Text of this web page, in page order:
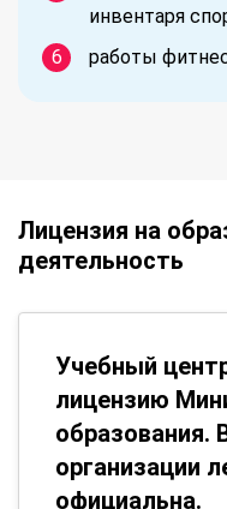
инвентаря
работы
Лицензия на
деятельность
Учебный
лицензию
образования.
организации
официальна.